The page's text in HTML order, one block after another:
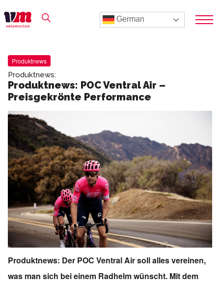
German
Produktnews
Produktnews:
Produktnews: POC Ventral Air –
Preisgekrönte Performance
Produktnews: Der POC Ventral Air soll alles vereinen,
was man sich bei einem Radhelm wünscht. Mit dem